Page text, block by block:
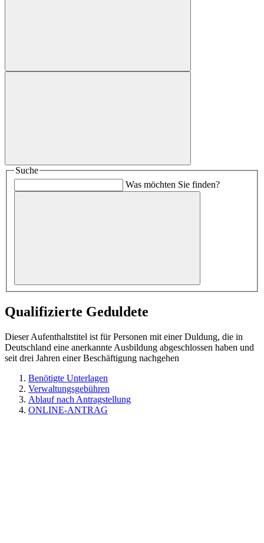
Suche
Was möchten Sie finden?
Qualifizierte Geduldete
Dieser Aufenthaltstitel ist für Personen mit einer Duldung, die in
Deutschland eine anerkannte Ausbildung abgeschlossen haben und
seit drei Jahren einer Beschäftigung nachgehen
Benötigte Unterlagen
Verwaltungsgebühren
Ablauf nach Antragstellung
ONLINE-ANTRAG